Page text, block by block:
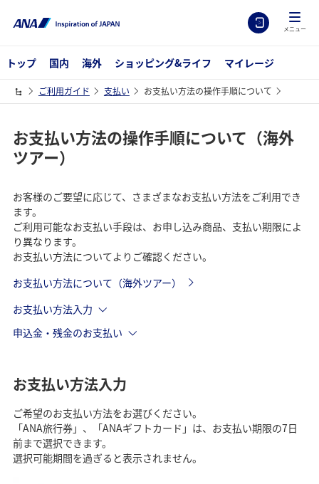
メニュー
トップ 国内 海外 ショッピング&ライフ マイレージ
ご利用ガイド 支払い お支払い方法の操作手順について
お支払い方法の操作手順について（海外
ツアー）
お客様のご要望に応じて、さまざまなお支払い方法をご利用でき
ます。
ご利用可能なお支払い手段は、お申し込み商品、支払い期限によ
り異なります。
お支払い方法についてよりご確認ください。
お支払い方法について（海外ツアー）
お支払い方法入力
申込金・残金のお支払い
お支払い方法入力
ご希望のお支払い方法をお選びください。
「ANA旅行券」、「ANAギフトカード」は、お支払い期限の7日
前まで選択できます。
選択可能期間を過ぎると表示されません。